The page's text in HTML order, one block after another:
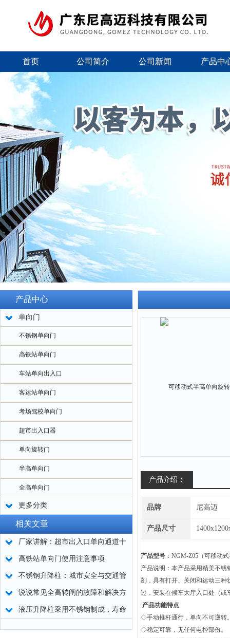
首页 公司简介 公司新闻 产品中
产品中心
单向门
不锈钢单向门
高铁站单向门
车站单向出入口
客运站单向门
考场驾校单向门
超市出入口器
单向旋转门
半高单向门
全高单向门
更多分类
相关文章
厂家讲解：超市出入口单向通道十
字转闸特性
高铁站单向门使用注意事项
不锈钢升降柱：城市安全与交通管
理的智慧之选
说说常见全高转闸的故障和解决方
法
液压升降柱采用不锈钢制成，寿命
产品介绍：
品牌 尼高迈
产品尺寸
产品型号 ：NGM-Z05（可移动
产品说明：本产品采用精美不
刻，具有打开、关闭和运动三种
过，安装在候车大厅入口处（
产品功能特点
◇手动推杆通行，单向不可逆转
◇稳定可靠，无任何电控部份。